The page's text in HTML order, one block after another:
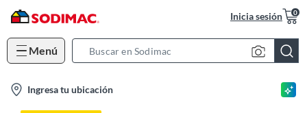
Inicia sesión 0
Menú
Ingresa tu ubicación